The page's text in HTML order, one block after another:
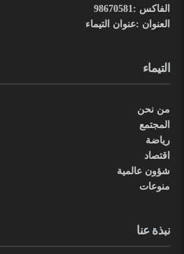
الفاكس :98670581
العنوان :عنوان التيماء
التيماء
من نحن
المجتمع
رياضة
اقتصاد
شؤون عالمية
منوعات
نبذة عنا